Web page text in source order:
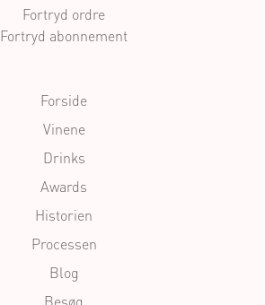
Fortryd ordre
Fortryd abonnement
Forside
Vinene
Drinks
Awards
Historien
Processen
Blog